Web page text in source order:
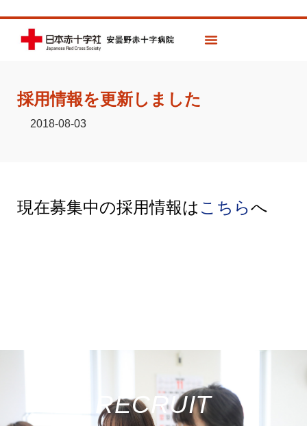
採用情報を更新しました
2018-08-03
現在募集中の採用情報はこちらへ
RECRUIT